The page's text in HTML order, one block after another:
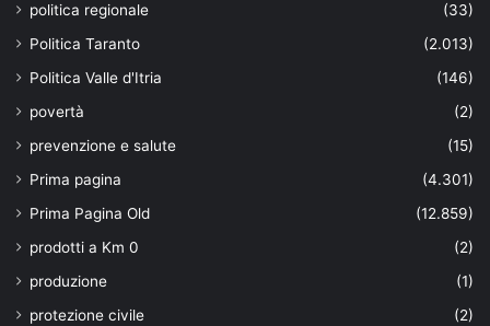
politica regionale
(33)
Politica Taranto
(2.013)
Politica Valle d'Itria
(146)
povertà
(2)
prevenzione e salute
(15)
Prima pagina
(4.301)
Prima Pagina Old
(12.859)
prodotti a Km 0
(2)
produzione
(1)
protezione civile
(2)